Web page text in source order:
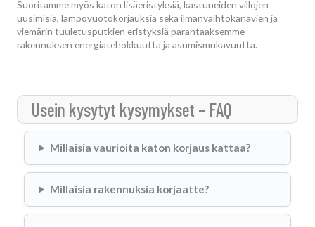
Suoritamme myös katon lisäeristyksiä, kastuneiden villojen
uusimisia, lämpövuotokorjauksia sekä ilmanvaihtokanavien ja
viemärin tuuletusputkien eristyksiä parantaaksemme
rakennuksen energiatehokkuutta ja asumismukavuutta.
Usein kysytyt kysymykset – FAQ
Millaisia vaurioita katon korjaus kattaa?
Millaisia rakennuksia korjaatte?